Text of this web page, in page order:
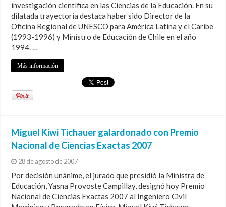
investigación científica en las Ciencias de la Educación. En su
dilatada trayectoria destaca haber sido Director de la
Oficina Regional de UNESCO para América Latina y el Caribe
(1993-1996) y Ministro de Educación de Chile en el año
1994. …
Más información
Miguel Kiwi Tichauer galardonado con Premio
Nacional de Ciencias Exactas 2007
28 de agosto de 2007
Por decisión unánime, el jurado que presidió la Ministra de
Educación, Yasna Provoste Campillay, designó hoy Premio
Nacional de Ciencias Exactas 2007 al Ingeniero Civil